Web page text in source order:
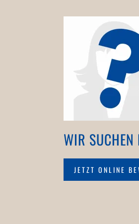
WIR
JETZT ONLINE